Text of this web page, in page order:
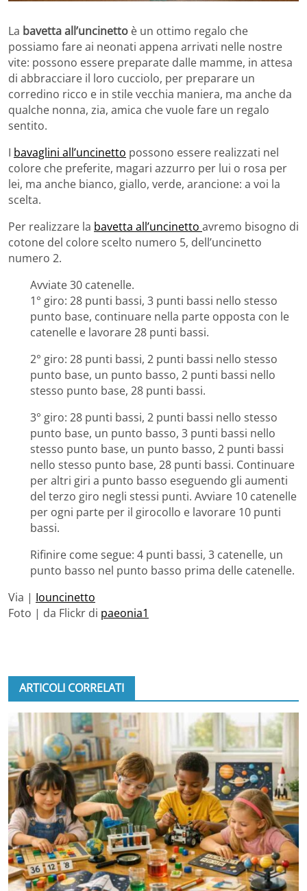
La bavetta all’uncinetto è un ottimo regalo che
possiamo fare ai neonati appena arrivati nelle nostre
vite: possono essere preparate dalle mamme, in attesa
di abbracciare il loro cucciolo, per preparare un
corredino ricco e in stile vecchia maniera, ma anche da
qualche nonna, zia, amica che vuole fare un regalo
sentito.
I bavaglini all’uncinetto possono essere realizzati nel
colore che preferite, magari azzurro per lui o rosa per
lei, ma anche bianco, giallo, verde, arancione: a voi la
scelta.
Per realizzare la bavetta all’uncinetto avremo bisogno di
cotone del colore scelto numero 5, dell’uncinetto
numero 2.
Avviate 30 catenelle.
1° giro: 28 punti bassi, 3 punti bassi nello stesso
punto base, continuare nella parte opposta con le
catenelle e lavorare 28 punti bassi.
2° giro: 28 punti bassi, 2 punti bassi nello stesso
punto base, un punto basso, 2 punti bassi nello
stesso punto base, 28 punti bassi.
3° giro: 28 punti bassi, 2 punti bassi nello stesso
punto base, un punto basso, 3 punti bassi nello
stesso punto base, un punto basso, 2 punti bassi
nello stesso punto base, 28 punti bassi. Continuare
per altri giri a punto basso eseguendo gli aumenti
del terzo giro negli stessi punti. Avviare 10 catenelle
per ogni parte per il girocollo e lavorare 10 punti
bassi.
Rifinire come segue: 4 punti bassi, 3 catenelle, un
punto basso nel punto basso prima delle catenelle.
Via | Iouncinetto
Foto | da Flickr di paeonia1
ARTICOLI CORRELATI